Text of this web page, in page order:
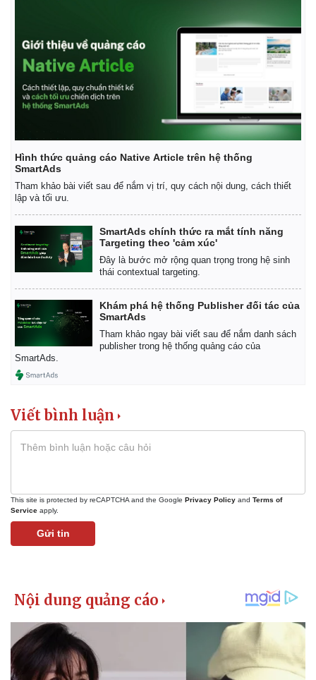
Hình thức quảng cáo Native Article trên hệ thống
SmartAds
Tham khảo bài viết sau để nắm vị trí, quy cách nội dung, cách thiết
lập và tối ưu.
SmartAds chính thức ra mắt tính năng
Targeting theo 'cảm xúc'
Đây là bước mở rộng quan trọng trong hệ sinh
thái contextual targeting.
Khám phá hệ thống Publisher đối tác của
SmartAds
Tham khảo ngay bài viết sau để nắm danh sách
publisher trong hệ thống quảng cáo của
SmartAds.
Viết bình luận
This site is protected by reCAPTCHA and the Google Privacy Policy and Terms of
Service apply.
Gửi tin